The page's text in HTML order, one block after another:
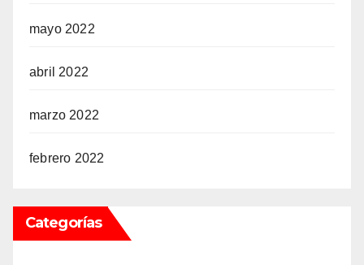
mayo 2022
abril 2022
marzo 2022
febrero 2022
Categorías